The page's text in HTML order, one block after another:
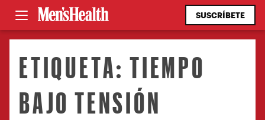
SUSCRÍBETE
ETIQUETA:TIEMPO
BAJO TENSIÓN